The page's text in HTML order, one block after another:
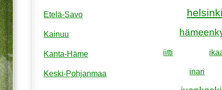
iitti
inari
Etelä-Savo
Kainuu
Kanta-Häme
Keski-Pohjanmaa